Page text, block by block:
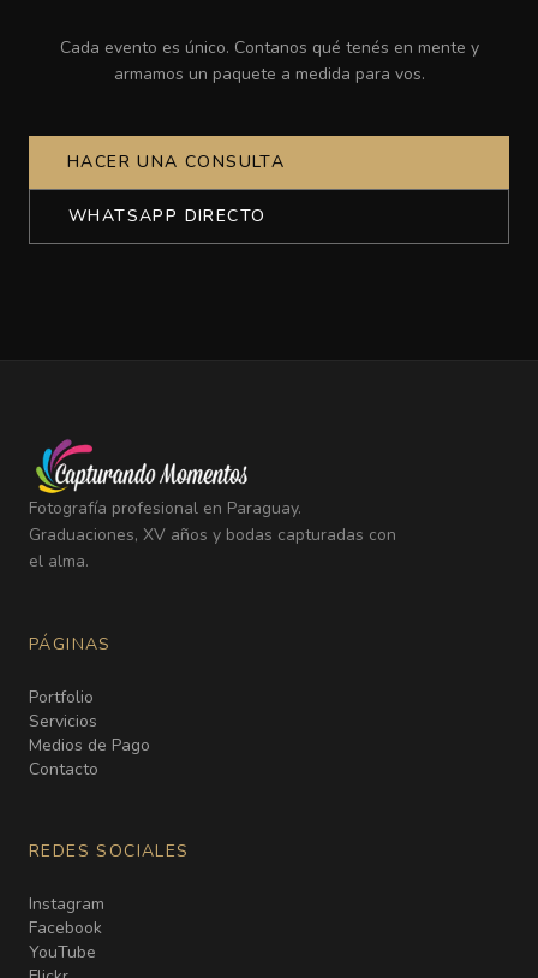
Cada evento es único. Contanos qué tenés en mente y
armamos un paquete a medida para vos.
HACER UNA CONSULTA
WHATSAPP DIRECTO
Fotografía profesional en Paraguay.
Graduaciones, XV años y bodas capturadas con
el alma.
PÁGINAS
Portfolio
Servicios
Medios de Pago
Contacto
REDES SOCIALES
Instagram
Facebook
YouTube